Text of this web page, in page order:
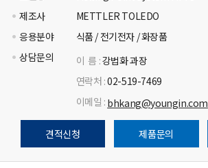
제조사
METTLER TOLEDO
응용분야
식품 / 전기전자 / 화장품
상담문의
이 름 :강법화 과장
연락처 :02-519-7469
이메일 : bhkang@youngin.com
견적신청 제품문의